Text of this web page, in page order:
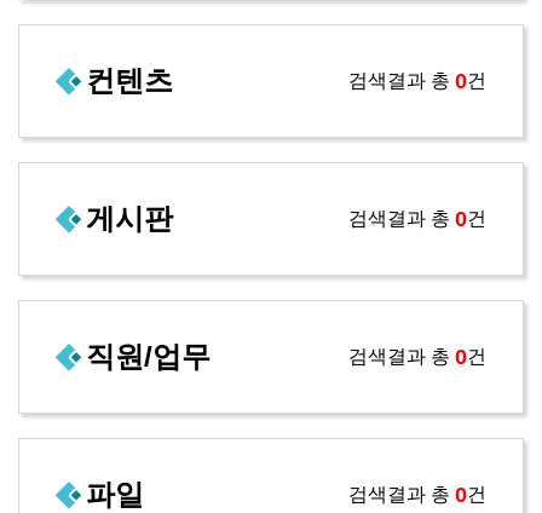
컨텐츠 검색결과 총 0건
게시판 검색결과 총 0건
직원/업무 검색결과 총 0건
파일 검색결과 총 0건